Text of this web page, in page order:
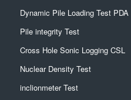
Dynamic Pile Loading Test PDA
Pile integrity Test
Cross Hole Sonic Logging CSL
Nuclear Density Test
inclionmeter Test